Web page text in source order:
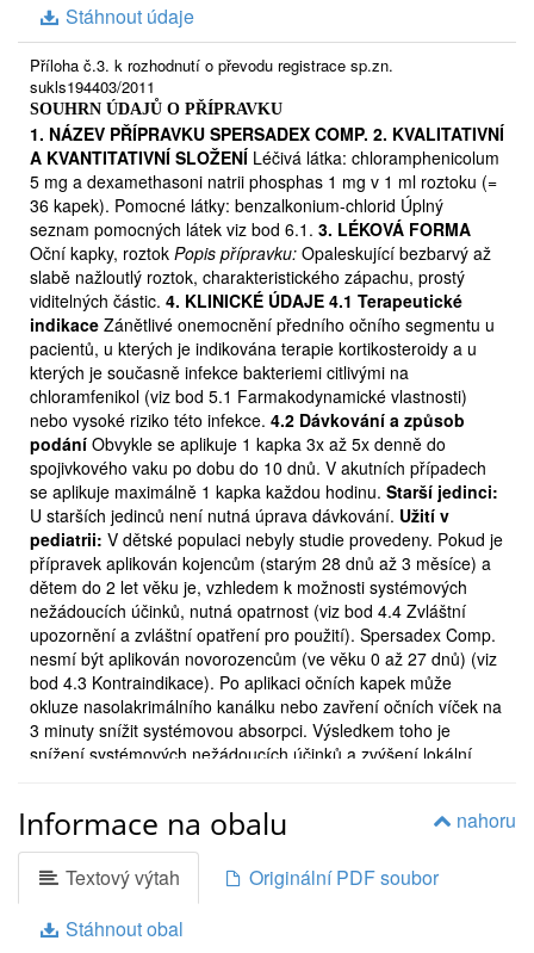
EXCELVISION27, rue de la Lombardière07100
AnnonayFrancie
1. CO JE SPERSADEX COMP. A K ČEMU SE POUŽÍVÁ
Spersadex Comp. jsou oční kapky, které obsahují dexamethason,
což je hormon(kortikosteroid) s výrazným protizánětlivým účinkem.
Dále obsahují chloramfenikol, antibiotikum se širokým spektrem
účinku potlačující růst mikrobů, které vyvolávají oční infekce. Obě
tyto léčivé látky pronikají do spojivkového vaku a do nitra oka a
používají se k léčbě zánětlivého onemocnění předního očního
segmentu u pacientů, u kterých je indikována léčba kortikosteroidy a
u kterých je současně infekce bakteriemi citlivými na chloramfenikol
nebo existuje vysoké riziko této infekce.
2. ČEMU MUSÍTE VĚNOVAT POZORNOST, NEŽ ZAČNETE
SPERSADEX COMP.
UŽÍVAT
Neužívejte Spersadex Comp.:
Jestliže jste přecitlivělý/á na léčivou látku nebo na kteroukoli další
složku přípravku Spersadex Comp.
2 / 4

Jestliže máte poškozenou (poraněnou) rohovku
nebakteriální infekcí nebo na ní máte vřídky, herpes
simplex (opar), případně jiné virové infekce, mykózu
(plísňové) a jiné houbové infekce.

Pokud trpíte závažným krevním onemocněním
vyvolaným útlumem kostní dřeně.

Pokud trpíte onemocněním nazývaným glaukom (zelený
zákal).

Pokud se u vás v rodině vyskytl útlum kostní dřeně.

Přípravek Spersadex Comp. se nesmí podávat
novorozencům ve stáří 0 až 27 dní věku.

Stáhnout údaje
Příloha č.3. k rozhodnutí o převodu registrace sp.zn.
sukls194403/2011
SOUHRN ÚDAJŮ O PŘÍPRAVKU
1. NÁZEV PŘÍPRAVKU SPERSADEX COMP. 2. KVALITATIVNÍ
A KVANTITATIVNÍ SLOŽENÍ Léčivá látka: chloramphenicolum
5 mg a dexamethasoni natrii phosphas 1 mg v 1 ml roztoku (=
36 kapek). Pomocné látky: benzalkonium-chlorid Úplný
seznam pomocných látek viz bod 6.1. 3. LÉKOVÁ FORMA
Oční kapky, roztok Popis přípravku: Opaleskující bezbarvý až
slabě nažloutlý roztok, charakteristického zápachu, prostý
viditelných částic. 4. KLINICKÉ ÚDAJE 4.1 Terapeutické
indikace Zánětlivé onemocnění předního očního segmentu u
pacientů, u kterých je indikována terapie kortikosteroidy a u
kterých je současně infekce bakteriemi citlivými na
chloramfenikol (viz bod 5.1 Farmakodynamické vlastnosti)
nebo vysoké riziko této infekce. 4.2 Dávkování a způsob
podání Obvykle se aplikuje 1 kapka 3x až 5x denně do
spojivkového vaku po dobu do 10 dnů. V akutních případech
se aplikuje maximálně 1 kapka každou hodinu. Starší jedinci:
U starších jedinců není nutná úprava dávkování. Užití v
pediatrii: V dětské populaci nebyly studie provedeny. Pokud je
přípravek aplikován kojencům (starým 28 dnů až 3 měsíce) a
dětem do 2 let věku je, vzhledem k možnosti systémových
nežádoucích účinků, nutná opatrnost (viz bod 4.4 Zvláštní
upozornění a zvláštní opatření pro použití). Spersadex Comp.
nesmí být aplikován novorozencům (ve věku 0 až 27 dnů) (viz
bod 4.3 Kontraindikace). Po aplikaci očních kapek může
okluze nasolakrimálního kanálku nebo zavření očních víček na
3 minuty snížit systémovou absorpci. Výsledkem toho je
snížení systémových nežádoucích účinků a zvýšení lokální
špičky dávkovače s okem nebo okolní oční tkání, protože tak
může dojít ke kontaminaci roztoku. Jestliže je nutné do oka
aplikovat více než jeden léčivý přípravek, musí být mezi
aplikacemi jednotlivých přípravků dodržen interval nejméně 5
minut.4.3 Kontraindikace
 Známá přecitlivělost na léčivou látku nebo kteroukoli
nahoru
Informace na obalu
Textový výtah
Originální PDF soubor
Stáhnout obal